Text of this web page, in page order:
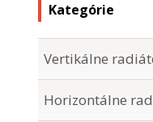
Kategórie
Vertikálne
Horizontálne